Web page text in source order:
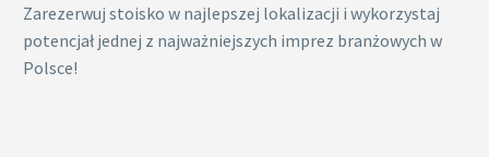
Zarezerwuj stoisko w najlepszej lokalizacji i wykorzystaj
potencjał jednej z najważniejszych imprez branżowych w
Polsce!